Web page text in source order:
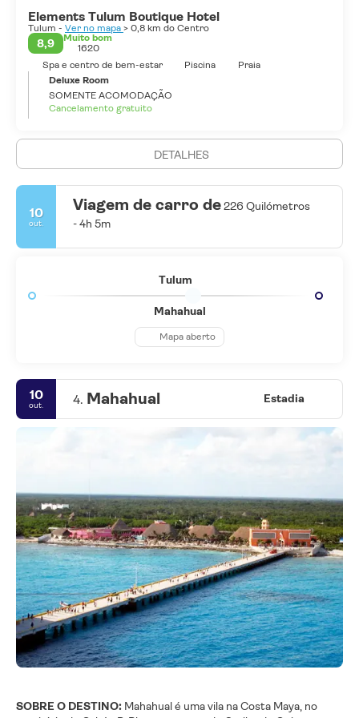
Elements Tulum Boutique Hotel
Tulum - Ver no mapa > 0,8 km do Centro
8,9
Muito bom
1620
Spa e centro de bem-estar
Piscina
Praia
Deluxe Room
SOMENTE ACOMODAÇÃO
Cancelamento gratuito
DETALHES
10
out.
Viagem de carro de226 Quilómetros
- 4h 5m
Tulum
Mahahual
Mapa aberto
10
out. 4. Mahahual Estadia
SOBRE O DESTINO: Mahahual é uma vila na Costa Maya, no